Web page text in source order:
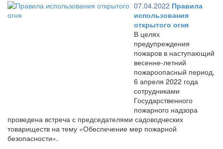
07.04.2022 Правила
использования
открытого огня
В целях
предупреждения
пожаров в наступающий
весенне-летний
пожароопасный период,
6 апреля 2022 года
сотрудниками
Государственного
пожарного надзора
проведена встреча с председателями садоводческих
товариществ на тему «Обеспечение мер пожарной
безопасности».